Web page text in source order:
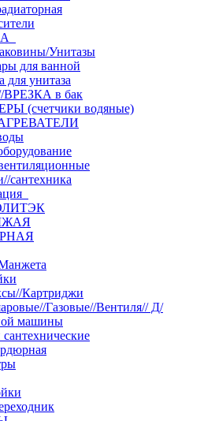
Унитазы
для ванной
для унитаза
ВРЕЗКА в бак
(счетчики водяные)
сантехника
Картриджи
Газовые//Вентиля// Д/
машины